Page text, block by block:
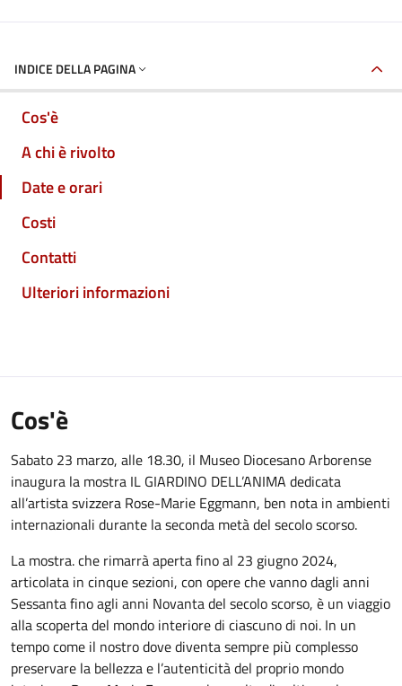
INDICE DELLA PAGINA
Cos'è
A chi è rivolto
Date e orari
Costi
Contatti
Ulteriori informazioni
Cos'è
Sabato 23 marzo, alle 18.30, il Museo Diocesano Arborense
inaugura la mostra IL GIARDINO DELL’ANIMA dedicata
all’artista svizzera Rose-Marie Eggmann, ben nota in ambienti
internazionali durante la seconda metà del secolo scorso.
La mostra. che rimarrà aperta fino al 23 giugno 2024,
articolata in cinque sezioni, con opere che vanno dagli anni
Sessanta fino agli anni Novanta del secolo scorso, è un viaggio
alla scoperta del mondo interiore di ciascuno di noi. In un
tempo come il nostro dove diventa sempre più complesso
preservare la bellezza e l’autenticità del proprio mondo